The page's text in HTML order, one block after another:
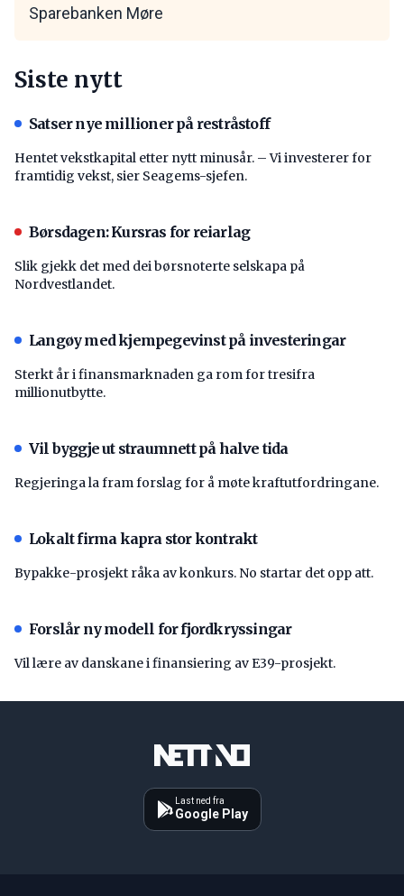
Sparebanken Møre
Siste nytt
Satser nye millioner på restråstoff
Hentet vekstkapital etter nytt minusår. – Vi investerer for
framtidig vekst, sier Seagems-sjefen.
Børsdagen: Kursras for reiarlag
Slik gjekk det med dei børsnoterte selskapa på
Nordvestlandet.
Langøy med kjempegevinst på investeringar
Sterkt år i finansmarknaden ga rom for tresifra
millionutbytte.
Vil byggje ut straumnett på halve tida
Regjeringa la fram forslag for å møte kraftutfordringane.
Lokalt firma kapra stor kontrakt
Bypakke-prosjekt råka av konkurs. No startar det opp att.
Forslår ny modell for fjordkryssingar
Vil lære av danskane i finansiering av E39-prosjekt.
Last ned fra
Google Play